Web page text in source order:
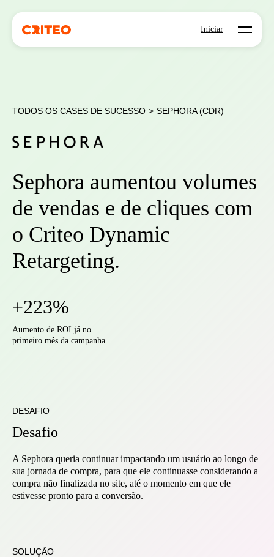
Iniciar Open
TODOS OS CASES DE SUCESSO > SEPHORA (CDR)
Sephora aumentou volumes
de vendas e de cliques com
o Criteo Dynamic
Retargeting.
+223%
Aumento de ROI já no
primeiro mês da campanha
DESAFIO
Desafio
A Sephora queria continuar impactando um usuário ao longo de
sua jornada de compra, para que ele continuasse considerando a
compra não finalizada no site, até o momento em que ele
estivesse pronto para a conversão.
SOLUÇÃO